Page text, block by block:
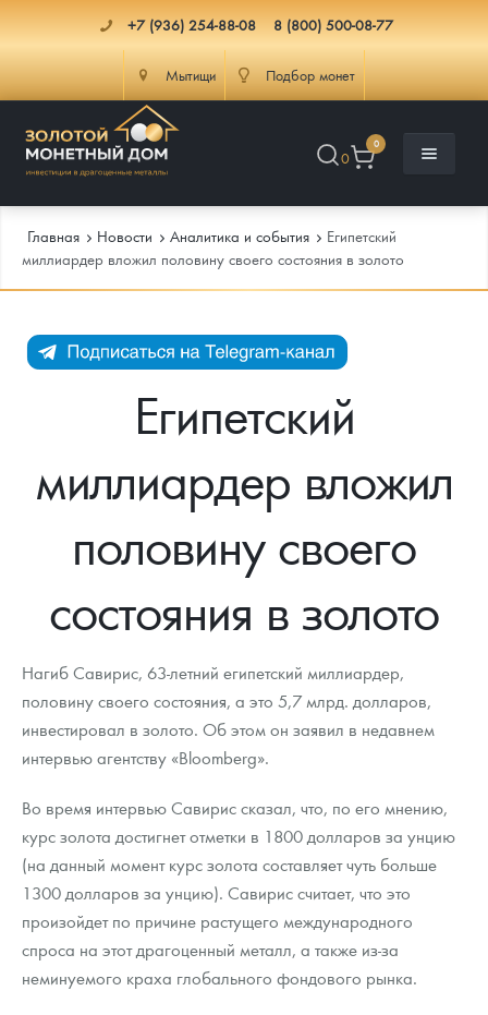
+7 (936) 254-88-08 8 (800) 500-08-77
Мытищи Подбор монет
0
0
Каталог Монет
Инвестиционные монеты
Иностранные
Памятные монеты России и СССР
Монеты Царской России
Монеты стран мира после 1950г
Монеты и жетоны ЗМД
Георгий Победоносец
Аксессуары
Гарри Поттер
Флот: ледоколы и корабли
Жетоны "Необыкновенные обитатели глубин"
Ювелирные изделия
Русская нумизматика
Инфо
Как сделать заказ
Клуб ЗМД
Памятка для работы с монетами из драгметаллов
Условия возврата
Политика конфиденциальности
Политика использования Cookies
Положение по обработке и защите персональных данных
Подбор монет
Информация
Новости
Аналитика и события
Итоги 2025 года. Прогноз курсов золота, серебра, платины на
2026 год
Скупка слитков
Наши преимущества
Главная Новости Аналитика и события
Египетский
миллиардер вложил половину своего состояния в золото
Египетский
миллиардер вложил
половину своего
состояния в золото
Нагиб Савирис, 63-летний египетский миллиардер,
половину своего состояния, а это 5,7 млрд. долларов,
инвестировал в золото. Об этом он заявил в недавнем
интервью агентству «Bloomberg».
Во время интервью Савирис сказал, что, по его мнению,
курс золота достигнет отметки в 1800 долларов за унцию
(на данный момент курс золота составляет чуть больше
1300 долларов за унцию). Савирис считает, что это
произойдет по причине растущего международного
спроса на этот драгоценный металл, а также из-за
неминуемого краха глобального фондового рынка.